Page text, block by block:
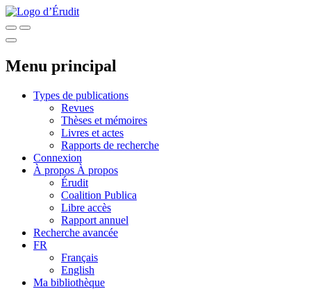
Menu principal
Types de publications
Revues
Thèses et mémoires
Livres et actes
Rapports de recherche
Connexion
À propos À propos
Érudit
Coalition Publica
Libre accès
Rapport annuel
Recherche avancée
FR
Français
English
Ma bibliothèque